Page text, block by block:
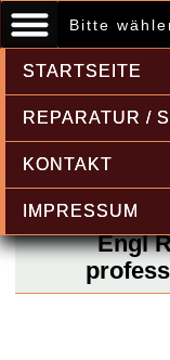
Bitte
STARTSEITE
REPARATUR /
KONTAKT
IMPRESSUM
Engl